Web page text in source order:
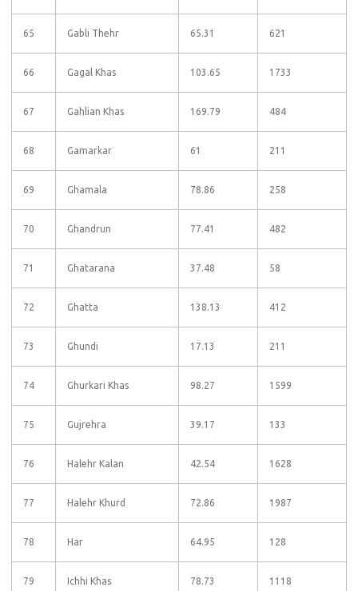
65 Gabli Thehr 65.31 621
66 Gagal Khas 103.65 1733
67 Gahlian Khas 169.79 484
68 Gamarkar 61 211
69 Ghamala 78.86 258
70 Ghandrun 77.41 482
71 Ghatarana 37.48 58
72 Ghatta 138.13 412
73 Ghundi 17.13 211
74 Ghurkari Khas 98.27 1599
75 Gujrehra 39.17 133
76 Halehr Kalan 42.54 1628
77 Halehr Khurd 72.86 1987
78 Har 64.95 128
79 Ichhi Khas 78.73 1118